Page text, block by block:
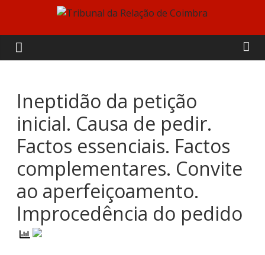
content
Tribunal
da
Relação
de
Coimbra
Ineptidão da petição
inicial. Causa de pedir.
Factos essenciais. Factos
complementares. Convite
ao aperfeiçoamento.
Improcedência do pedido